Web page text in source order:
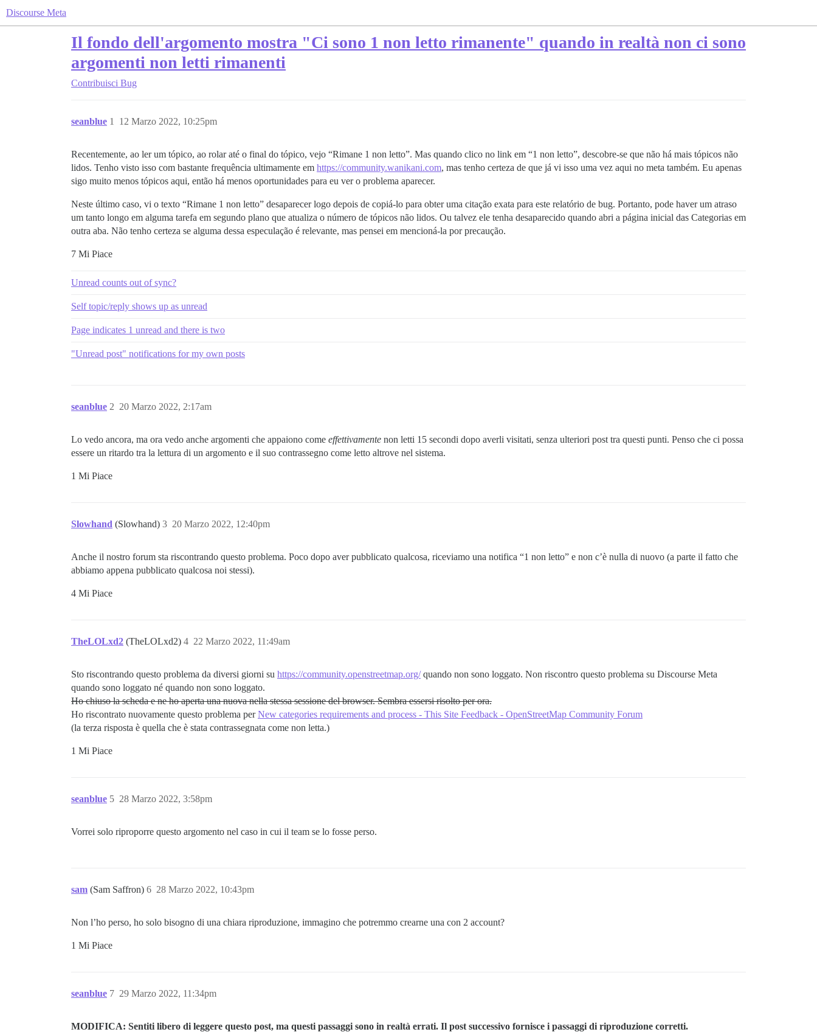
Discourse Meta
Il fondo dell'argomento mostra "Ci sono 1 non letto rimanente" quando in realtà non ci sono
argomenti non letti rimanenti
Contribuisci Bug
seanblue 12 Marzo 2022, 10:25pm
1
Recentemente, ao ler um tópico, ao rolar até o final do tópico, vejo “Rimane 1 non letto”. Mas quando clico no link em “1 non letto”, descobre-se que não há mais tópicos não
lidos. Tenho visto isso com bastante frequência ultimamente em https://community.wanikani.com, mas tenho certeza de que já vi isso uma vez aqui no meta também. Eu apenas
sigo muito menos tópicos aqui, então há menos oportunidades para eu ver o problema aparecer.
Neste último caso, vi o texto “Rimane 1 non letto” desaparecer logo depois de copiá-lo para obter uma citação exata para este relatório de bug. Portanto, pode haver um atraso
um tanto longo em alguma tarefa em segundo plano que atualiza o número de tópicos não lidos. Ou talvez ele tenha desaparecido quando abri a página inicial das Categorias em
outra aba. Não tenho certeza se alguma dessa especulação é relevante, mas pensei em mencioná-la por precaução.
7 Mi Piace
Unread counts out of sync?
Self topic/reply shows up as unread
Page indicates 1 unread and there is two
"Unread post" notifications for my own posts
seanblue 20 Marzo 2022, 2:17am
2
Lo vedo ancora, ma ora vedo anche argomenti che appaiono come effettivamente non letti 15 secondi dopo averli visitati, senza ulteriori post tra questi punti. Penso che ci possa
essere un ritardo tra la lettura di un argomento e il suo contrassegno come letto altrove nel sistema.
1 Mi Piace
Slowhand (Slowhand) 20 Marzo 2022, 12:40pm
3
Anche il nostro forum sta riscontrando questo problema. Poco dopo aver pubblicato qualcosa, riceviamo una notifica “1 non letto” e non c’è nulla di nuovo (a parte il fatto che
abbiamo appena pubblicato qualcosa noi stessi).
4 Mi Piace
TheLOLxd2 (TheLOLxd2) 22 Marzo 2022, 11:49am
4
Sto riscontrando questo problema da diversi giorni su https://community.openstreetmap.org/quando non sono loggato. Non riscontro questo problema su Discourse Meta
quando sono loggato né quando non sono loggato.
Ho chiuso la scheda e ne ho aperta una nuova nella stessa sessione del browser. Sembra essersi risolto per ora.
Ho riscontrato nuovamente questo problema perNew categories requirements and process - This Site Feedback - OpenStreetMap Community Forum
(la terza risposta è quella che è stata contrassegnata come non letta.)
1 Mi Piace
seanblue 28 Marzo 2022, 3:58pm
5
Vorrei solo riproporre questo argomento nel caso in cui il team se lo fosse perso.
sam (Sam Saffron) 28 Marzo 2022, 10:43pm
6
Non l’ho perso, ho solo bisogno di una chiara riproduzione, immagino che potremmo crearne una con 2 account?
1 Mi Piace
seanblue 29 Marzo 2022, 11:34pm
7
MODIFICA: Sentiti libero di leggere questo post, ma questi passaggi sono in realtà errati. Il post successivo fornisce i passaggi di riproduzione corretti.